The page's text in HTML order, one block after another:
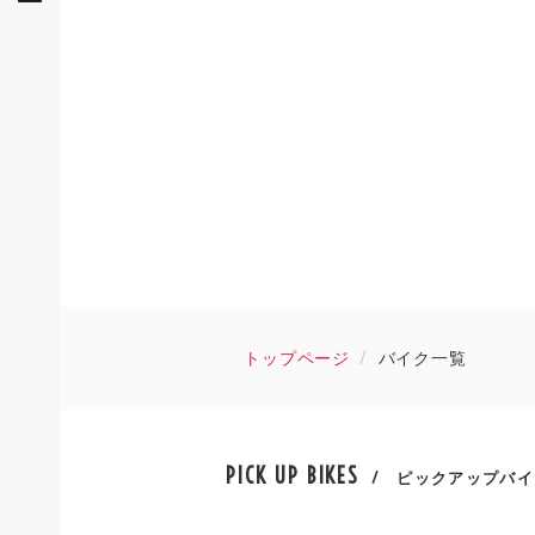
トップページ バイク一覧
PICK UP BIKES / ピックアップバ